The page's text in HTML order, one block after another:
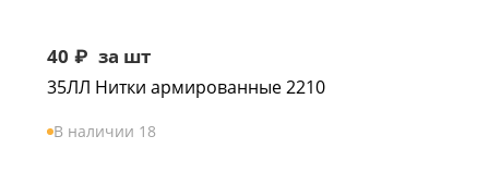
40 ₽ за шт
35ЛЛ Нитки армированные 2210
В наличии 18